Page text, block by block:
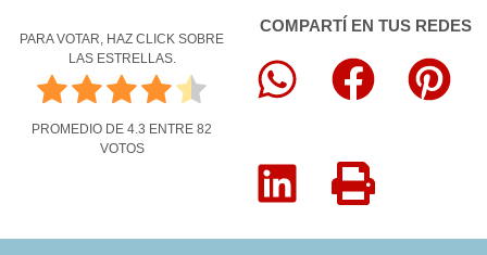
PARA VOTAR, HAZ CLICK SOBRE
LAS ESTRELLAS.
PROMEDIO DE 4.3 ENTRE 82
VOTOS
COMPARTÍ EN TUS REDES